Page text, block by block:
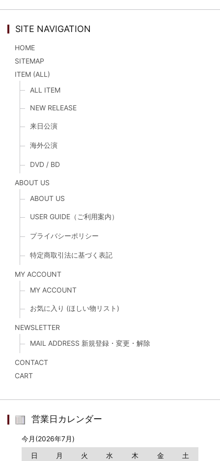
SITE NAVIGATION
HOME
SITEMAP
ITEM (ALL)
ALL ITEM
NEW RELEASE
来日公演
海外公演
DVD / BD
ABOUT US
ABOUT US
USER GUIDE（ご利用案内）
プライバシーポリシー
特定商取引法に基づく表記
MY ACCOUNT
MY ACCOUNT
お気に入り (ほしい物リスト)
NEWSLETTER
MAIL ADDRESS 新規登録・変更・解除
CONTACT
CART
営業日カレンダー
今月(2026年7月)
日
月 火 水 木 金
土